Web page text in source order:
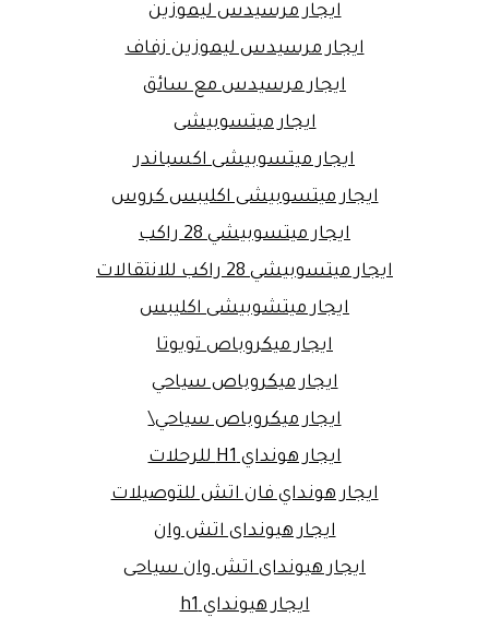
ايجار مرسيدس ليموزين
ايجار مرسيدس ليموزين زفاف
ايجار مرسيدس مع سائق
ايجار ميتسوبيشى
ايجار ميتسوبيشى اكسباندر
ايجار ميتسوبيشى اكليبس كروس
ايجار ميتسوبيشي 28 راكب
ايجار ميتسوبيشي 28 راكب للانتقالات
ايجار ميتشوبيشى اكليبس
ايجار ميكروباص تويوتا
ايجار ميكروباص سياحي
ايجار ميكروباص سياحي\
ايجار هونداي H1 للرحلات
ايجار هونداي فان اتش للتوصيلات
ايجار هيونداى اتش وان
ايجار هيونداى اتش وان سياحى
ايجار هيونداي h1